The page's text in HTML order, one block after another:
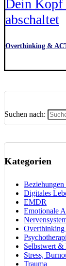
Dein Kopf
abschaltet
Overthinking &
Suchen nach:
Kategorien
Digitales
EMDR
Emotionale
Selbstwert &
Stress,
Trauma